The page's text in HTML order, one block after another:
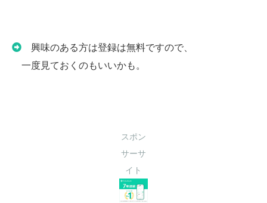
興味のある方は登録は無料ですので、
一度見ておくのもいいかも。
スポン
サーサ
イト